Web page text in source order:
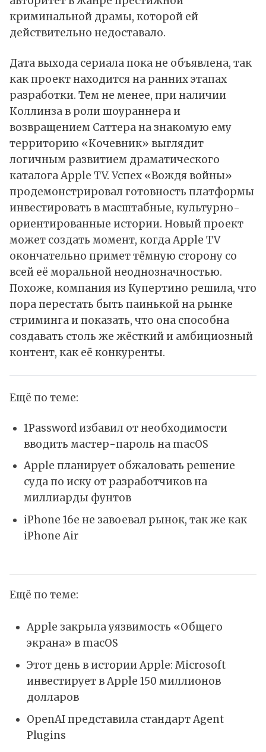
криминальной драмы, которой ей
действительно недоставало.
Дата выхода сериала пока не объявлена, так
как проект находится на ранних этапах
разработки. Тем не менее, при наличии
Коллинза в роли шоураннера и
возвращением Саттера на знакомую ему
территорию «Кочевник» выглядит
логичным развитием драматического
каталога Apple TV. Успех «Вождя войны»
продемонстрировал готовность платформы
инвестировать в масштабные, культурно-
ориентированные истории. Новый проект
может создать момент, когда Apple TV
окончательно примет тёмную сторону со
всей её моральной неоднозначностью.
Похоже, компания из Купертино решила, что
пора перестать быть паинькой на рынке
стриминга и показать, что она способна
создавать столь же жёсткий и амбициозный
контент, как её конкуренты.
Ещё по теме:
1Password избавил от необходимости
вводить мастер-пароль на macOS
Apple планирует обжаловать решение
суда по иску от разработчиков на
миллиарды фунтов
iPhone 16e не завоевал рынок, так же как
iPhone Air
Ещё по теме:
Apple закрыла уязвимость «Общего
экрана» в macOS
Этот день в истории Apple: Microsoft
инвестирует в Apple 150 миллионов
долларов
OpenAI представила стандарт Agent
Plugins